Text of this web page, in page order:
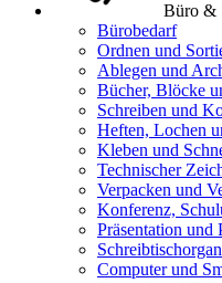
Büro &
Bürobedarf
Ordnen und
Ablegen und
Bücher, Blöcke
Schreiben und
Heften, Lochen
Kleben und
Technischer
Verpacken und
Konferenz,
Präsentation und
Computer und